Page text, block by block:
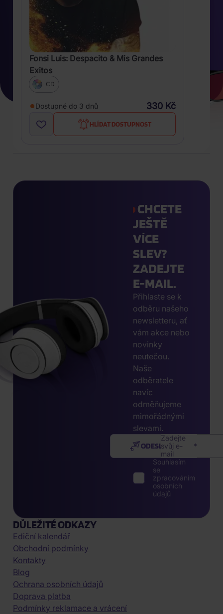
Fonsi Luis: Despacito & Mis Grandes
Exitos
CD
Dostupné do 3 dnů 330 Kč
HLÍDAT DOSTUPNOST
CHCETE
JEŠTĚ
VÍCE
SLEV?
ZADEJTE
E-MAIL.
Přihlaste se k
odběru našeho
newsletteru, ať
vám akce nebo
novinky
neutečou.
Naše
odběratele
navíc
odměňujeme
mimořádnými
slevami.
Zadejte
svůj e-
mail
ODESLAT
Souhlasím
se
zpracováním
osobních
údajů
DŮLEŽITÉ ODKAZY
Ediční kalendář
Obchodní podmínky
Kontakty
Blog
Ochrana osobních údajů
Doprava platba
Podmínky reklamace a vrácení